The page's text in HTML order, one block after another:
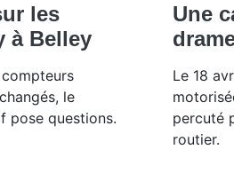
les
à Belley
le
pose questions.
Une
Le 18
percuté
routier.